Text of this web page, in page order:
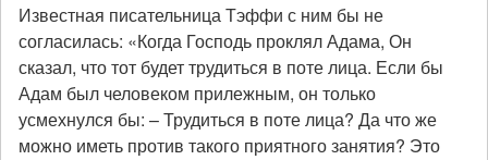
Известная писательница Тэффи с ним бы не
согласилась: «Когда Господь проклял Адама, Он
сказал, что тот будет трудиться в поте лица. Если бы
Адам был человеком прилежным, он только
усмехнулся бы: – Трудиться в поте лица? Да что же
можно иметь против такого приятного занятия? Это